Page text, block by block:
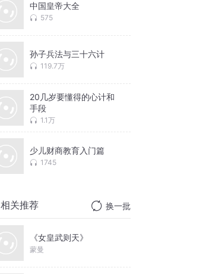
中国皇帝大全
575
孙子兵法与三十六计
119.7万
20几岁要懂得的心计和
手段
1.1万
少儿财商教育入门篇
1745
相关推荐 换一批
《女皇武则天》
蒙曼